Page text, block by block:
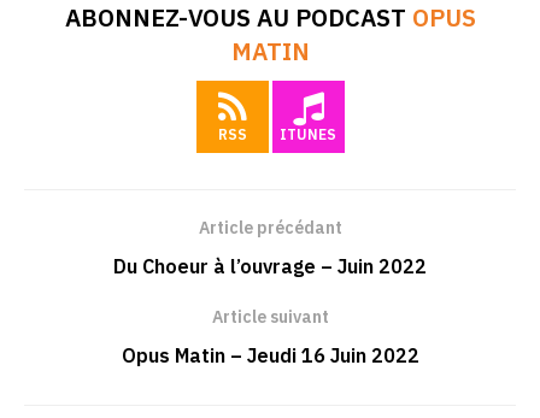
ABONNEZ-VOUS AU PODCAST OPUS
MATIN
RSS ITUNES
Article précédant
Du Choeur à l’ouvrage – Juin 2022
Article suivant
Opus Matin – Jeudi 16 Juin 2022